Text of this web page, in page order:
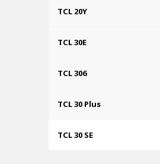
TCL 20Y
TCL 30E
TCL 306
TCL 30 Plus
TCL 30 SE